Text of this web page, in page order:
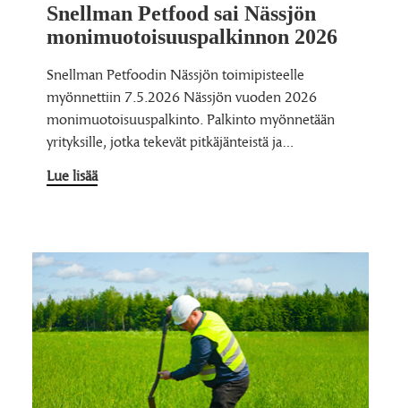
Snellman Petfood sai Nässjön
monimuotoisuuspalkinnon 2026
Snellman Petfoodin Nässjön toimipisteelle
myönnettiin 7.5.2026 Nässjön vuoden 2026
monimuotoisuuspalkinto. Palkinto myönnetään
yrityksille, jotka tekevät pitkäjänteistä ja…
Lue lisää